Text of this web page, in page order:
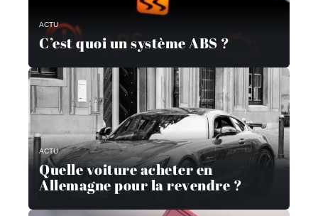
ACTU
C’est quoi un système ABS ?
ACTU
Quelle voiture acheter en
Allemagne pour la revendre ?